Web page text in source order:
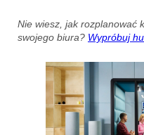
Nie wiesz, jak rozplanować
swojego biura? Wypróbuj